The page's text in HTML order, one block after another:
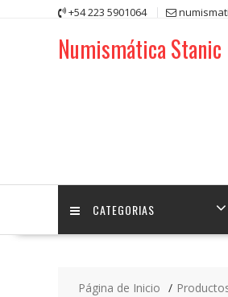
+54 223 5901064
Numismática Stanic
CATEGORIAS
Página de Inicio